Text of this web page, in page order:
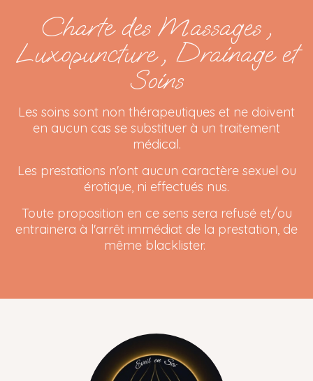
Charte des Massages ,
Luxopuncture , Drainage et
Soins
Les soins sont non thérapeutiques et ne doivent
en aucun cas se substituer à un traitement
médical.
Les prestations n'ont aucun caractère sexuel ou
érotique, ni effectués nus.
Toute proposition en ce sens sera refusé et/ou
entrainera à l'arrêt immédiat de la prestation, de
même blacklister.